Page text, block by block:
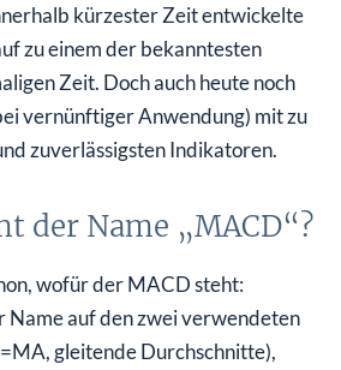
kürzester Zeit entwickelte
zu einem der bekanntesten
Zeit. Doch auch heute noch
vernünftiger Anwendung) mit zu
zuverlässigsten Indikatoren.
der Name „MACD“?
wofür der MACD steht:
Name auf den zwei verwendeten
gleitende Durchschnitte),